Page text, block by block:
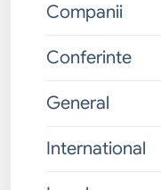
Companii
Conferinte
General
International